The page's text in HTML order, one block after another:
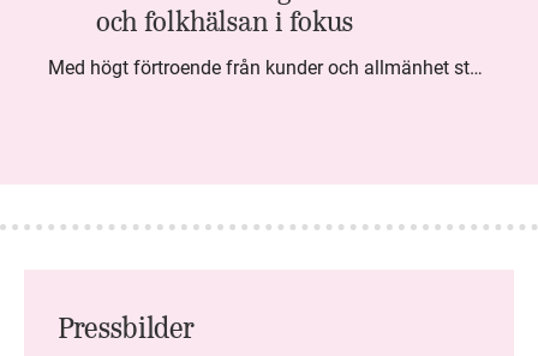
och folkhälsan i fokus
Med högt förtroende från kunder och allmänhet står Systembolaget stabilt i samhällsuppdraget. Under kvartalet togs flera steg inom folkhälsa, kundnytta och minskad klimatpåverkan. Nettoomsättningen var i nivå med föregående år och effektiviseringar av verksamheten möjliggjorde fortsatt anpassning för att möta nya behov.
Pressbilder